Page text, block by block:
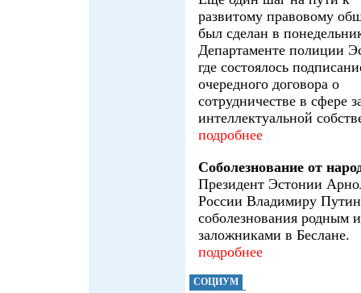
развитому правовому
был сделан в
Департаменте полиции
где состоялось
очередного договора о
сотрудничестве в сфере
интеллектуальной
подробнее
Соболезнование от
Президент Эстонии
России Владимиру
соболезнования родным
заложниками в Беслане.
подробнее
СОЦИУМ